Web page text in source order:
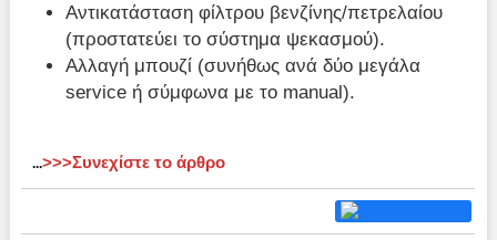
Αντικατάσταση φίλτρου βενζίνης/πετρελαίου
(προστατεύει το σύστημα ψεκασμού).
Αλλαγή μπουζί (συνήθως ανά δύο μεγάλα
service ή σύμφωνα με το manual).
...>>>Συνεχίστε το άρθρο